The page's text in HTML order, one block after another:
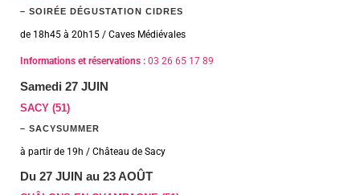
– SOIRÉE DÉGUSTATION CIDRES
de 18h45 à 20h15 / Caves Médiévales
Informations et réservations : 03 26 65 17 89
Samedi 27 JUIN
SACY (51)
– SACYSUMMER
à partir de 19h / Château de Sacy
Du 27 JUIN au 23 AOÛT